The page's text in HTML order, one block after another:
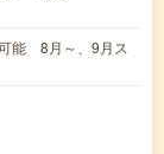
能 8月～、9月ス